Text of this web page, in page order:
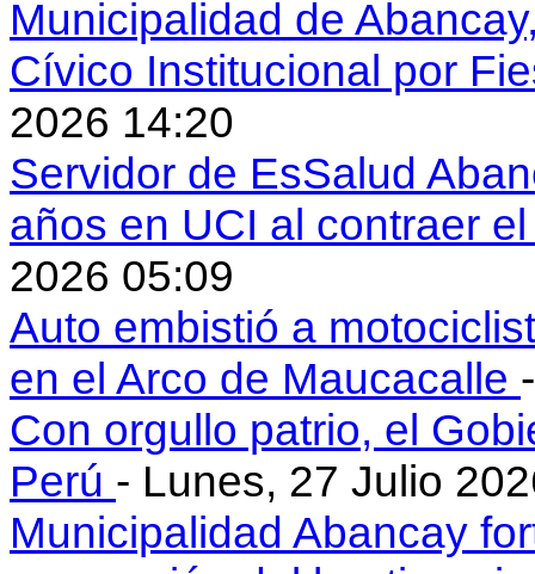
Municipalidad de
Cívico Institucional por
2026 14:20
Servidor de EsSalud
años en UCI al contraer
2026 05:09
Auto embistió a
en el Arco de Maucacalle
Con orgullo patrio, el
Perú - Lunes, 27 Julio
Municipalidad Abancay